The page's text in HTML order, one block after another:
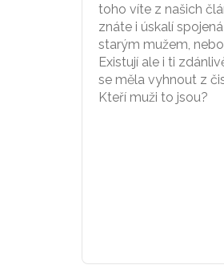
toho víte z našich
znáte i úskalí
starým mužem,
Existují ale i ti
se měla vyhnout z
Kteří muži to jsou?